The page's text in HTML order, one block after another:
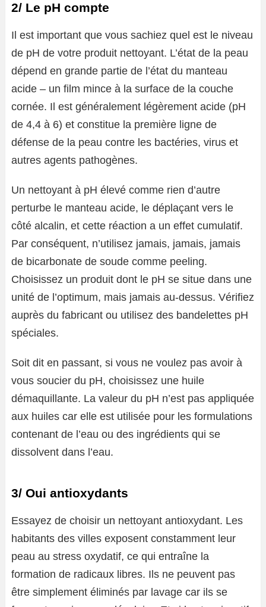
2/ Le pH compte
Il est important que vous sachiez quel est le niveau
de pH de votre produit nettoyant. L’état de la peau
dépend en grande partie de l’état du manteau
acide – un film mince à la surface de la couche
cornée. Il est généralement légèrement acide (pH
de 4,4 à 6) et constitue la première ligne de
défense de la peau contre les bactéries, virus et
autres agents pathogènes.
Un nettoyant à pH élevé comme rien d’autre
perturbe le manteau acide, le déplaçant vers le
côté alcalin, et cette réaction a un effet cumulatif.
Par conséquent, n’utilisez jamais, jamais, jamais
de bicarbonate de soude comme peeling.
Choisissez un produit dont le pH se situe dans une
unité de l’optimum, mais jamais au-dessus. Vérifiez
auprès du fabricant ou utilisez des bandelettes pH
spéciales.
Soit dit en passant, si vous ne voulez pas avoir à
vous soucier du pH, choisissez une huile
démaquillante. La valeur du pH n’est pas appliquée
aux huiles car elle est utilisée pour les formulations
contenant de l’eau ou des ingrédients qui se
dissolvent dans l’eau.
3/ Oui antioxydants
Essayez de choisir un nettoyant antioxydant. Les
habitants des villes exposent constamment leur
peau au stress oxydatif, ce qui entraîne la
formation de radicaux libres. Ils ne peuvent pas
être simplement éliminés par lavage car ils se